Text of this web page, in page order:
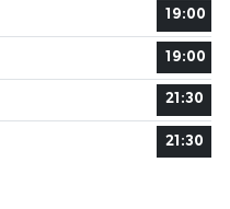
19:00
19:00
21:30
21:30